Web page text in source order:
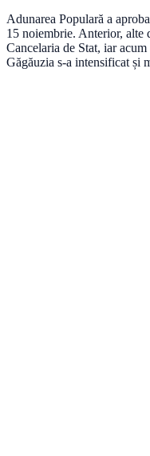
Adunarea Populară a
15 noiembrie. Anterior, alte
Cancelaria de Stat, iar
Găgăuzia s-a intensificat și